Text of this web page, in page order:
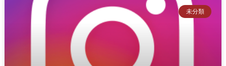
未分類